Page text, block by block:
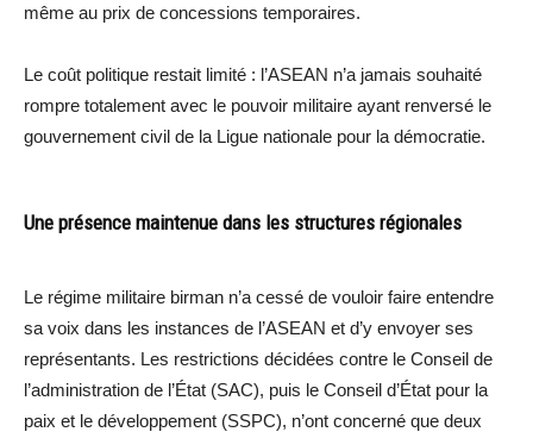
même au prix de concessions temporaires.
Le coût politique restait limité : l’ASEAN n’a jamais souhaité
rompre totalement avec le pouvoir militaire ayant renversé le
gouvernement civil de la Ligue nationale pour la démocratie.
Une présence maintenue dans les structures régionales
Le régime militaire birman n’a cessé de vouloir faire entendre
sa voix dans les instances de l’ASEAN et d’y envoyer ses
représentants. Les restrictions décidées contre le Conseil de
l’administration de l’État (SAC), puis le Conseil d’État pour la
paix et le développement (SSPC), n’ont concerné que deux